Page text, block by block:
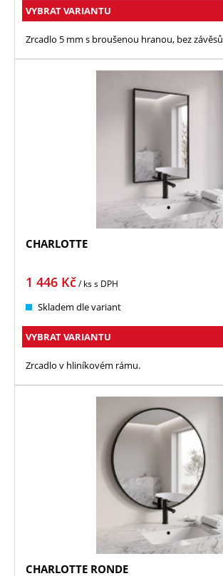
VYBRAT VARIANTU
Zrcadlo 5 mm s broušenou hranou, bez závěsů
CHARLOTTE
1 446 Kč/ kss DPH
Skladem dle variant
VYBRAT VARIANTU
Zrcadlo v hliníkovém rámu.
CHARLOTTE RONDE